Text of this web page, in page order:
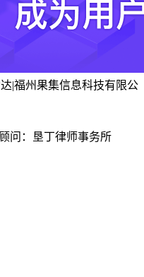
|福州果集信息科技有限公
问：垦丁律师事务所